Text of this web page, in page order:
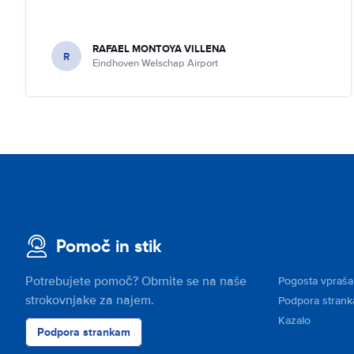
R RAFAEL MONTOYA VILLENA
Eindhoven Welschap Airport
Pomoč in stik
Potrebujete pomoč? Obrnite se na naše
strokovnjake za najem.
Podpora strankam
Pogosta
Podpora
Kazalo